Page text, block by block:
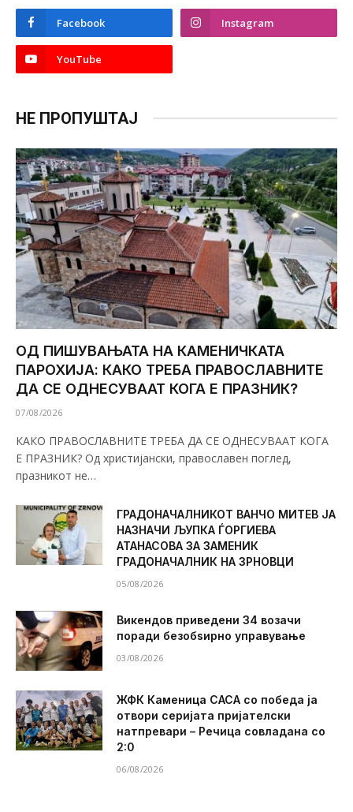
Facebook Instagram
YouTube
НЕ ПРОПУШТАЈ
ОД ПИШУВАЊАТА НА КАМЕНИЧКАТА
ПАРОХИЈА: КАКО ТРЕБА ПРАВОСЛАВНИТЕ
ДА СЕ ОДНЕСУВААТ КОГА Е ПРАЗНИК?
07/08/2026
КАКО ПРАВОСЛАВНИТЕ ТРЕБА ДА СЕ ОДНЕСУВААТ КОГА
Е ПРАЗНИК? Од христијански, православен поглед,
празникот не…
ГРАДОНАЧАЛНИКОТ ВАНЧО МИТЕВ ЈА
НАЗНАЧИ ЉУПКА ЃОРГИЕВА
АТАНАСОВА ЗА ЗАМЕНИК
ГРАДОНАЧАЛНИК НА ЗРНОВЦИ
05/08/2026
Викендов приведени 34 возачи
поради безобѕирно управување
03/08/2026
ЖФК Каменица САСА со победа ја
отвори серијата пријателски
натпревари – Речица совладана со
2:0
06/08/2026